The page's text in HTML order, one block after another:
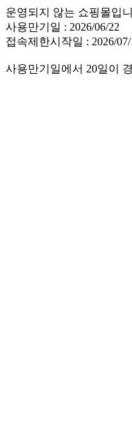
운영되지 않는 쇼핑몰입
사용만기일 : 2026/06/22
접속제한시작일 : 2026/07/
사용만기일에서 20일이